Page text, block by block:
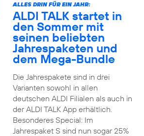
ALLES DRIN FÜR EIN JAHR:
ALDI TALK startet in
den Sommer mit
seinen beliebten
Jahrespaketen und
dem Mega-Bundle
Die Jahrespakete sind in drei
Varianten sowohl in allen
deutschen ALDI Filialen als auch in
der ALDI TALK App erhältlich.
Besonderes Special: Im
Jahrespaket S sind nun sogar 25%